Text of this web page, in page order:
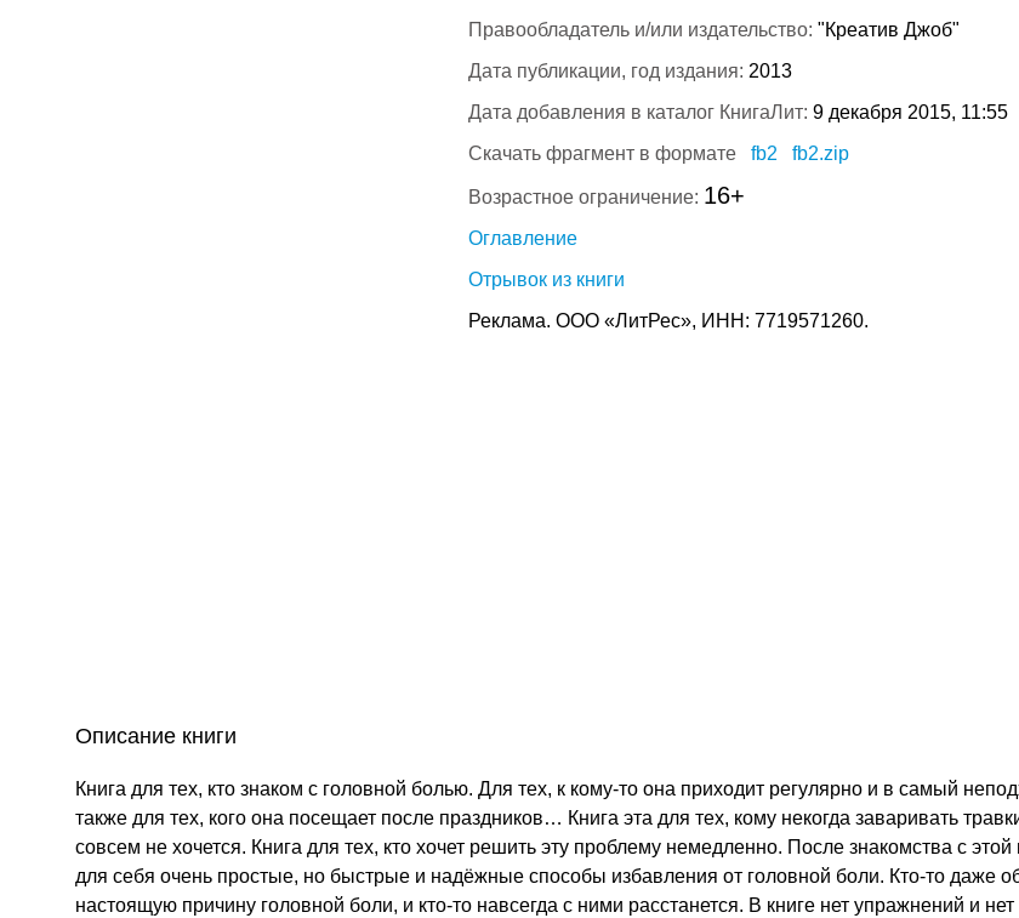
Правообладатель и/или издательство: "Креатив Джоб"
Дата публикации, год издания: 2013
Дата добавления в каталог КнигаЛит: 9 декабря 2015, 11:55
Скачать фрагмент в формате
fb2 fb2.zip
Возрастное ограничение: 16+
Оглавление
Отрывок из книги
Реклама. ООО «ЛитРес», ИНН: 7719571260.
Описание книги
Книга для тех, кто знаком с головной болью. Для тех, к кому-то она приходит регулярно и в самый
также для тех, кого она посещает после праздников… Книга эта для тех, кому некогда заваривать
совсем не хочется. Книга для тех, кто хочет решить эту проблему немедленно. После знакомства с этой
для себя очень простые, но быстрые и надёжные способы избавления от головной боли. Кто-то даже
настоящую причину головной боли, и кто-то навсегда с ними расстанется. В книге нет упражнений и